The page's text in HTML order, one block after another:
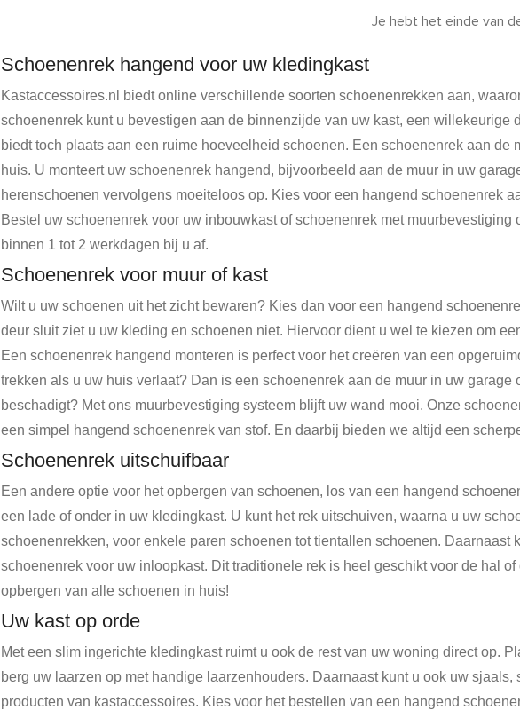
Schoenenrek hangend voor uw kledingkast
Kastaccessoires.nl biedt online verschillende soorten schoenenrekken aan,
schoenenrek kunt u bevestigen aan de binnenzijde van uw kast, een
biedt toch plaats aan een ruime hoeveelheid schoenen. Een schoenenrek aan
huis. U monteert uw schoenenrek hangend, bijvoorbeeld aan de muur in uw
herenschoenen vervolgens moeiteloos op. Kies voor een hangend schoenenrek
Bestel uw schoenenrek voor uw inbouwkast of schoenenrek met
binnen 1 tot 2 werkdagen bij u af.
Schoenenrek voor muur of kast
Wilt u uw schoenen uit het zicht bewaren? Kies dan voor een hangend
deur sluit ziet u uw kleding en schoenen niet. Hiervoor dient u wel te kiezen om
Een schoenenrek hangend monteren is perfect voor het creëren van een
trekken als u uw huis verlaat? Dan is een schoenenrek aan de muur in uw
beschadigt? Met ons muurbevestiging systeem blijft uw wand mooi. Onze
een simpel hangend schoenenrek van stof. En daarbij bieden we altijd een
Schoenenrek uitschuifbaar
Een andere optie voor het opbergen van schoenen, los van een hangend
een lade of onder in uw kledingkast. U kunt het rek uitschuiven, waarna u uw
schoenenrekken, voor enkele paren schoenen tot tientallen schoenen.
schoenenrek voor uw inloopkast. Dit traditionele rek is heel geschikt voor de hal
opbergen van alle schoenen in huis!
Uw kast op orde
Met een slim ingerichte kledingkast ruimt u ook de rest van uw woning direct op.
berg uw laarzen op met handige laarzenhouders. Daarnaast kunt u ook uw
producten van kastaccessoires. Kies voor het bestellen van een hangend
Je hebt het einde van